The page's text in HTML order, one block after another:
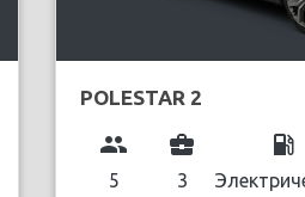
POLESTAR 2
group
5
business_center
3
local_gas_station